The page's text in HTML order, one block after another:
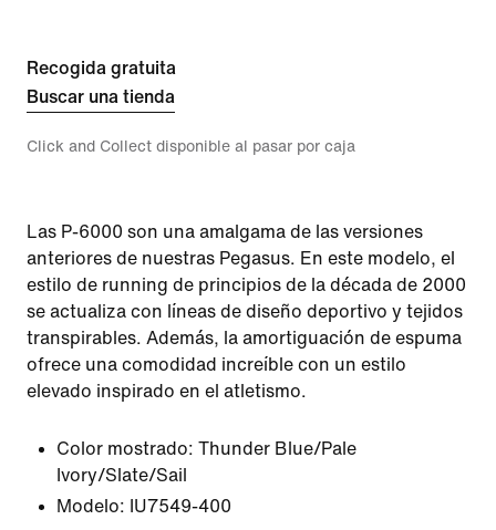
Recogida gratuita
Buscar una tienda
Click and Collect disponible al pasar por caja
Las P-6000 son una amalgama de las versiones
anteriores de nuestras Pegasus. En este modelo, el
estilo de running de principios de la década de 2000
se actualiza con líneas de diseño deportivo y tejidos
transpirables. Además, la amortiguación de espuma
ofrece una comodidad increíble con un estilo
elevado inspirado en el atletismo.
Color mostrado: Thunder Blue/Pale
Ivory/Slate/Sail
Modelo: IU7549-400